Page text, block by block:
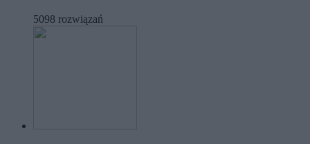
5098 rozwiązań